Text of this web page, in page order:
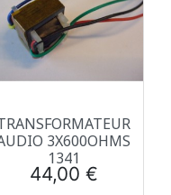
3X600OHMS
1341
Prix
44,00 €